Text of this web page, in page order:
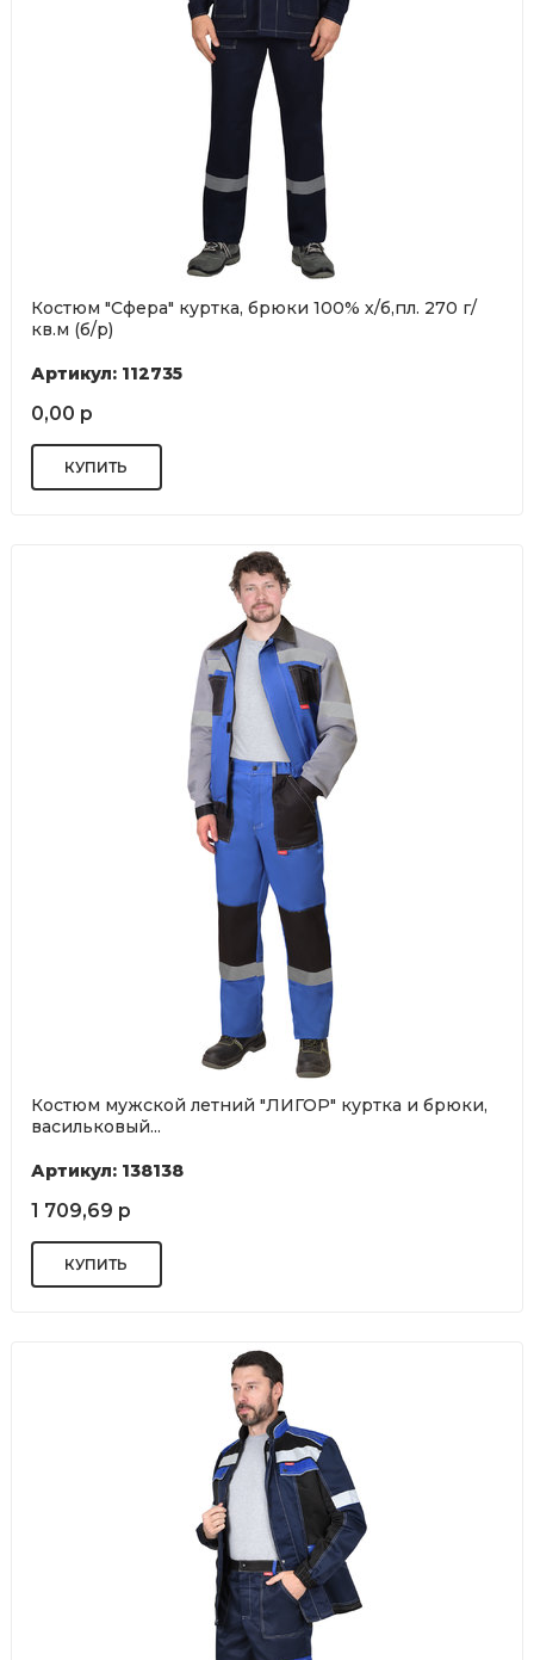
Костюм "Сфера" куртка, брюки 100% х/б,пл. 270 г/
кв.м (б/р)
Артикул: 112735
0,00 р
Костюм мужской летний "ЛИГОР" куртка и брюки,
васильковый...
Артикул: 138138
1 709,69 р